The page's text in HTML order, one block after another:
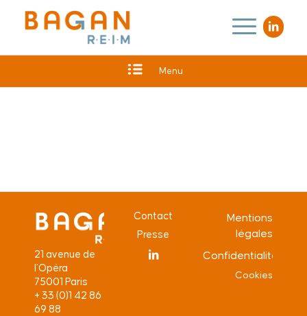
Menu
21 avenue de
l’Opéra
75001 Paris
+ 33 (0)1 42 86
69 88
Contact
Presse
Mentions
légales
Confidentialité
Cookies